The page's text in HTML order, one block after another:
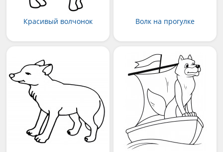
Красивый волчонок Волк на прогулке